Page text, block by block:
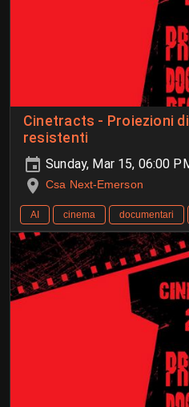
Cinetracts - Proiezioni
resistenti
Sunday, Mar 15, 06:00
Csa Next-Emerson
AI cinema documentari